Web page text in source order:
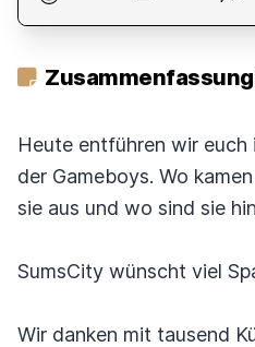
Heute entführen wir
der Gameboys. Wo
sie aus und wo sind sie
SumsCity wünscht viel
Wir danken mit tausend